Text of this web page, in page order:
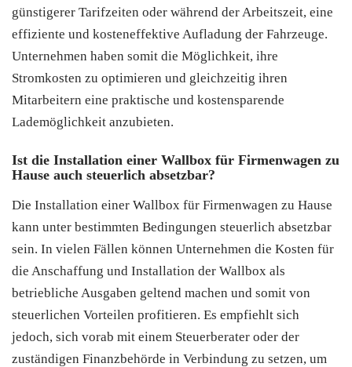
günstigerer Tarifzeiten oder während der Arbeitszeit, eine
effiziente und kosteneffektive Aufladung der Fahrzeuge.
Unternehmen haben somit die Möglichkeit, ihre
Stromkosten zu optimieren und gleichzeitig ihren
Mitarbeitern eine praktische und kostensparende
Lademöglichkeit anzubieten.
Ist die Installation einer Wallbox für Firmenwagen zu
Hause auch steuerlich absetzbar?
Die Installation einer Wallbox für Firmenwagen zu Hause
kann unter bestimmten Bedingungen steuerlich absetzbar
sein. In vielen Fällen können Unternehmen die Kosten für
die Anschaffung und Installation der Wallbox als
betriebliche Ausgaben geltend machen und somit von
steuerlichen Vorteilen profitieren. Es empfiehlt sich
jedoch, sich vorab mit einem Steuerberater oder der
zuständigen Finanzbehörde in Verbindung zu setzen, um